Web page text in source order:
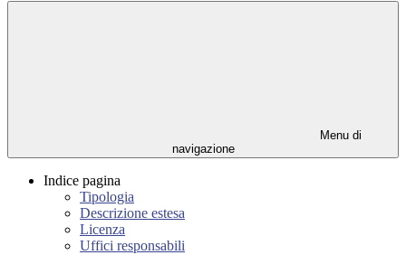
Menu di
navigazione
Indice pagina
Tipologia
Descrizione estesa
Licenza
Uffici responsabili